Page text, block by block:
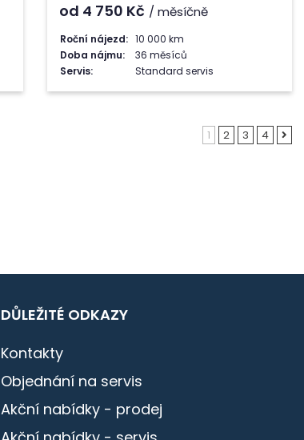
od 4 750 Kč / měsíčně
Roční nájezd: 10 000 km
Doba nájmu:
36 měsíců
Servis:
Standard servis
1 2 3 4
DŮLEŽITÉ ODKAZY
Kontakty
Objednání na servis
Akční nabídky - prodej